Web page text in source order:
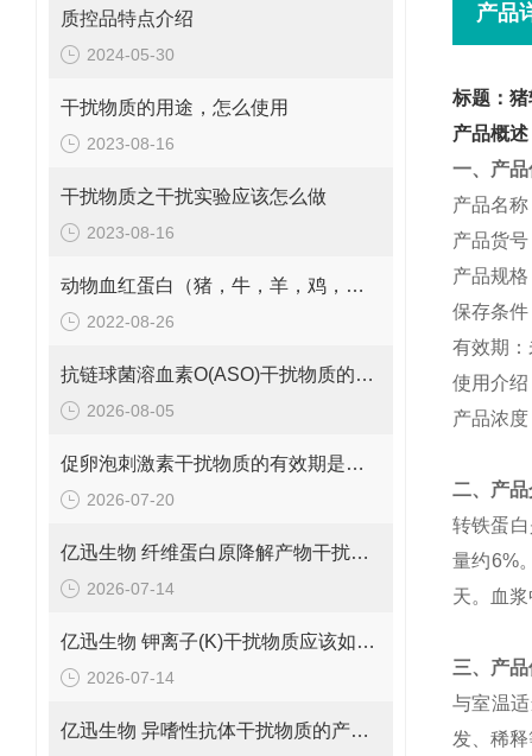
质控品特点介绍
2024-05-30
干扰物质的用途，怎么使用
2023-08-16
干扰物质之干扰实验应该怎么做
2023-08-16
动物血红蛋白（猪，牛，羊，鸡，兔）干扰物质供应
2022-08-26
抗链球菌溶血素O(ASO)干扰物质的有效期是多久呢？
2026-08-05
促卵泡刺激素干扰物质的有效期是多久呢？
2026-07-20
亿迅生物 纤维蛋白原降解产物干扰物质的规格是多少呢？
2026-07-14
亿迅生物 钾离子(K)干扰物质应该如何保存呢？
2026-07-14
亿迅生物 异嗜性抗体干扰物质的产品浓度是多少呢？
产品
标题：
产品概述
一、产
产品名称
产品货
产品规
保存条
有效期
使用介
产品浓
二、产
转铁蛋
量约6%
天。血
三、产
与室温
发、稀